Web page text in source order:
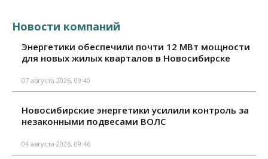
Новости компаний
Энергетики обеспечили почти 12 МВт мощности
для новых жилых кварталов в Новосибирске
07 августа 2026, 09:40
Новосибирские энергетики усилили контроль за
незаконными подвесами ВОЛС
04 августа 2026, 09:46